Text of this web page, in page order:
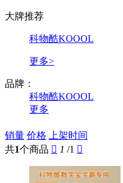
大牌推荐
科物酷KOOOL
更多>
品牌：
科物酷KOOOL
更多
销量 价格 上架时间
共1个商品  1 /1 